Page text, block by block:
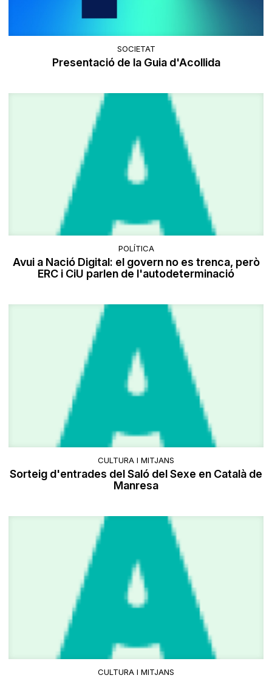
SOCIETAT
Presentació de la Guia d'Acollida
POLÍTICA
Avui a Nació Digital: el govern no es trenca, però
ERC i CiU parlen de l'autodeterminació
CULTURA I MITJANS
Sorteig d'entrades del Saló del Sexe en Català de
Manresa
CULTURA I MITJANS